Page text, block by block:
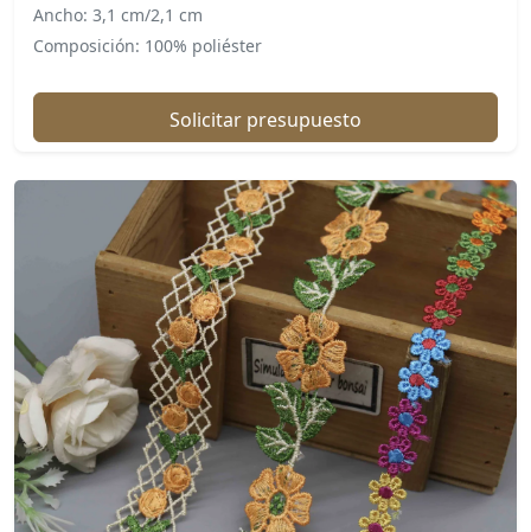
Ancho: 3,1 cm/2,1 cm
Composición: 100% poliéster
Solicitar presupuesto